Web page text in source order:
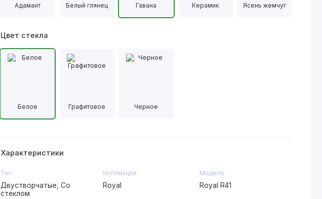
Адамант Белый глянец Гавана Керамик Ясень жемчуг
Цвет стекла
Белое Графитовое Черное
Характеристики
Тип
Двустворчатые, Со
стеклом
Коллекция
Royal
Модель
Royal R41